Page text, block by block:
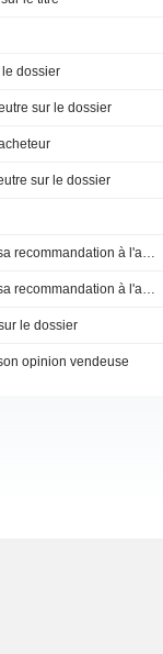
le dossier
sur le dossier
sur le dossier
TIANQI LITHIUM CORPORATION : Nomura maintient sa recommandation à l'achat
TIANQI LITHIUM CORPORATION : Nomura maintient sa recommandation à l'achat
le dossier
opinion vendeuse